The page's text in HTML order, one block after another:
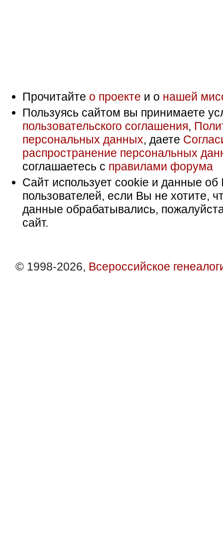
Прочитайте о проекте и о нашей
Пользуясь сайтом вы принимаете
пользовательского соглашения,
персональных данных, даете
распространение персональных
соглашаетесь с правилами форума
Сайт использует cookie и данные об
пользователей, если Вы не хотите,
данные обрабатывались,
сайт.
© 1998-2026, Всероссийское